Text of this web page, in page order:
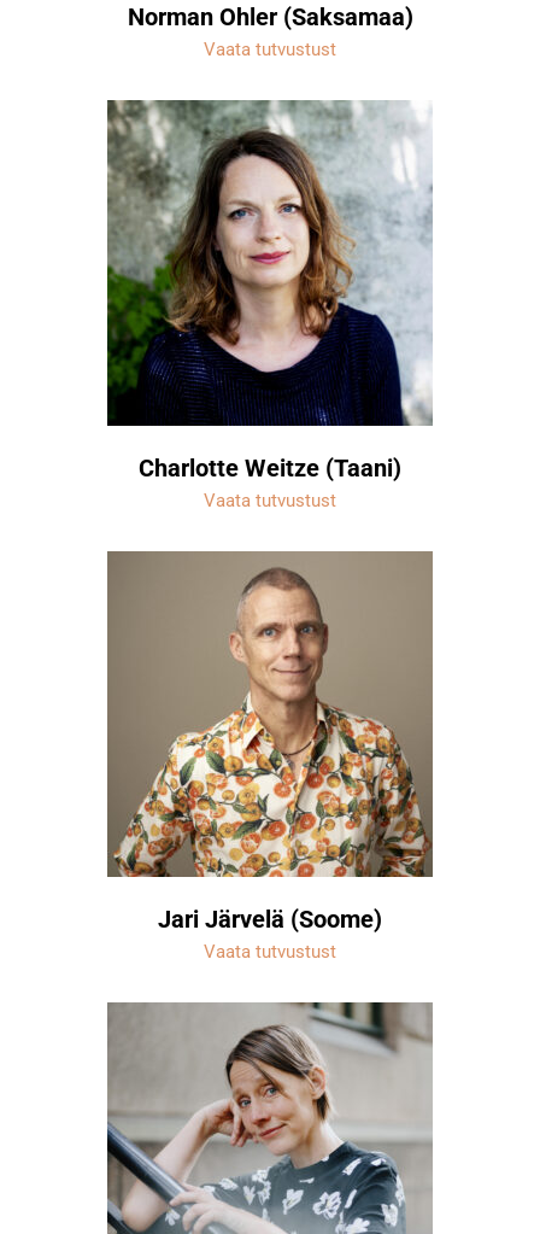
Norman Ohler (Saksamaa)
Vaata tutvustust
Charlotte Weitze (Taani)
Vaata tutvustust
Jari Järvelä (Soome)
Vaata tutvustust